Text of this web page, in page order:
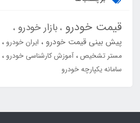
قیمت خودرو بازار خودرو
پیش بینی قیمت خودرو ایران خودرو
مستر تشخیص آموزش کارشناسی خودرو
سامانه یکپارچه خودرو